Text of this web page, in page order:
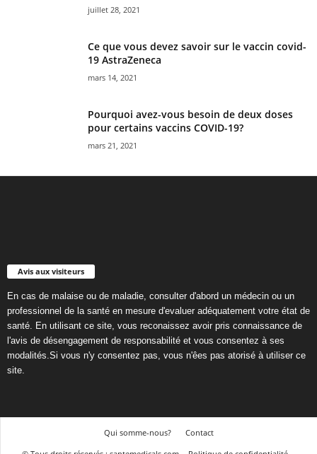
juillet 28, 2021
Ce que vous devez savoir sur le vaccin covid-
19 AstraZeneca
mars 14, 2021
Pourquoi avez-vous besoin de deux doses
pour certains vaccins COVID-19?
mars 21, 2021
Avis aux visiteurs
En cas de malaise ou de maladie, consulter d'abord un médecin ou un
professionnel de la santé en mesure d'evaluer adéquatement votre état de
santé. En utilisant ce site, vous reconaissez avoir pris connaissance de
l'avis de désengagement de responsabilité et vous consentez à ses
modalités.Si vous n'y consentez pas, vous n'êes pas atorisé à utiliser ce
site.
Qui somme-nous?
Contact